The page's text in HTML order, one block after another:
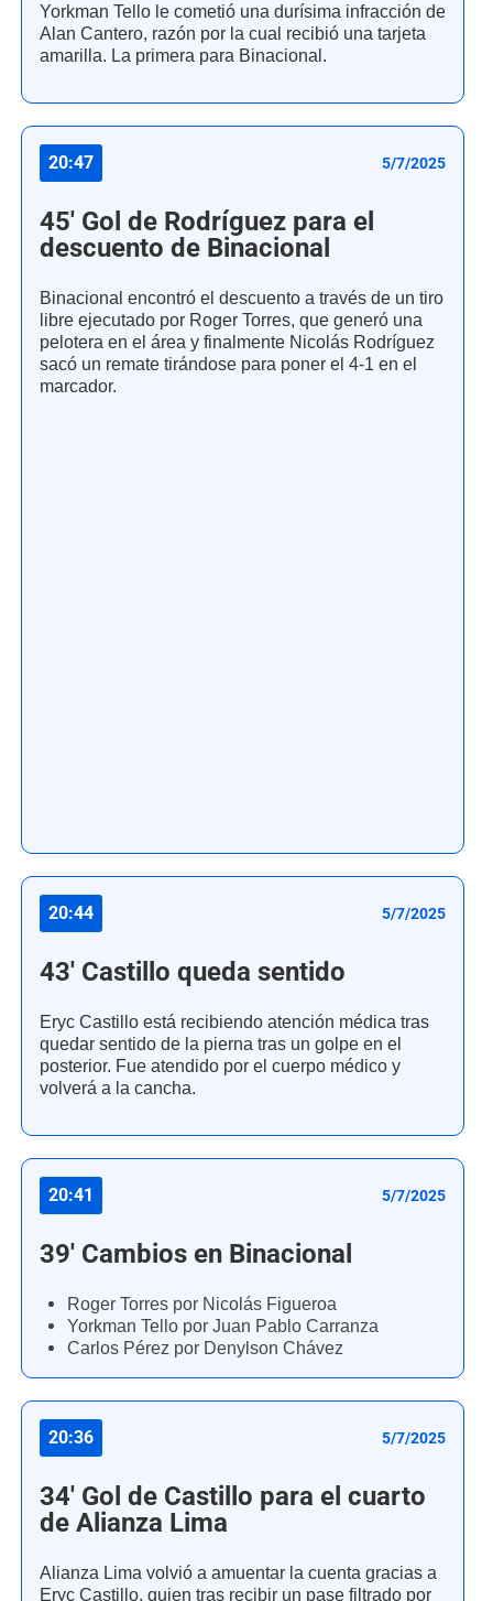
Yorkman Tello le cometió una durísima infracción de
Alan Cantero, razón por la cual recibió una tarjeta
amarilla. La primera para Binacional.
20:47 5/7/2025
45' Gol de Rodríguez para el
descuento de Binacional
Binacional encontró el descuento a través de un tiro
libre ejecutado por Roger Torres, que generó una
pelotera en el área y finalmente Nicolás Rodríguez
sacó un remate tirándose para poner el 4-1 en el
marcador.
20:44 5/7/2025
43' Castillo queda sentido
Eryc Castillo está recibiendo atención médica tras
quedar sentido de la pierna tras un golpe en el
posterior. Fue atendido por el cuerpo médico y
volverá a la cancha.
20:41 5/7/2025
39' Cambios en Binacional
Roger Torres por Nicolás Figueroa
Yorkman Tello por Juan Pablo Carranza
Carlos Pérez por Denylson Chávez
20:36 5/7/2025
34' Gol de Castillo para el cuarto
de Alianza Lima
Alianza Lima volvió a amuentar la cuenta gracias a
Eryc Castillo, quien tras recibir un pase filtrado por